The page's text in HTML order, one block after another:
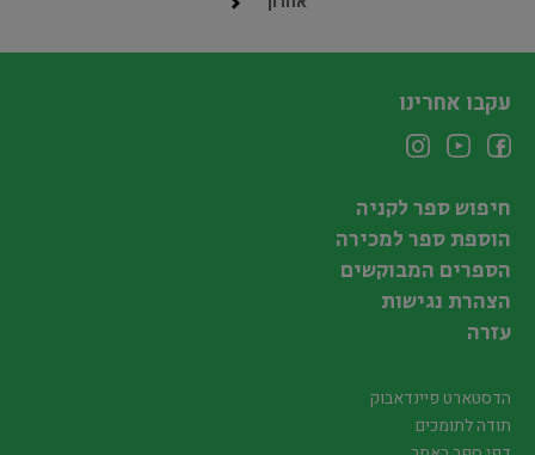
עקבו אחרינו
חיפוש ספר לקניה
הוספת ספר למכירה
הספרים המבוקשים
הצהרת נגישות
עזרה
הדסטארט פיינדאבוק
תודה לתומכים